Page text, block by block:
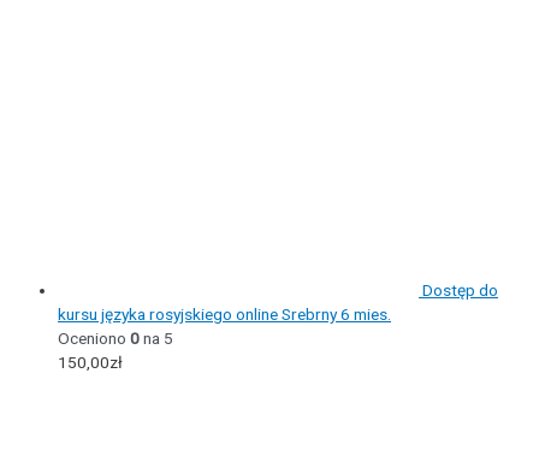
Dostęp do
kursu języka rosyjskiego online Srebrny 6 mies.
Oceniono 0na 5
150,00zł